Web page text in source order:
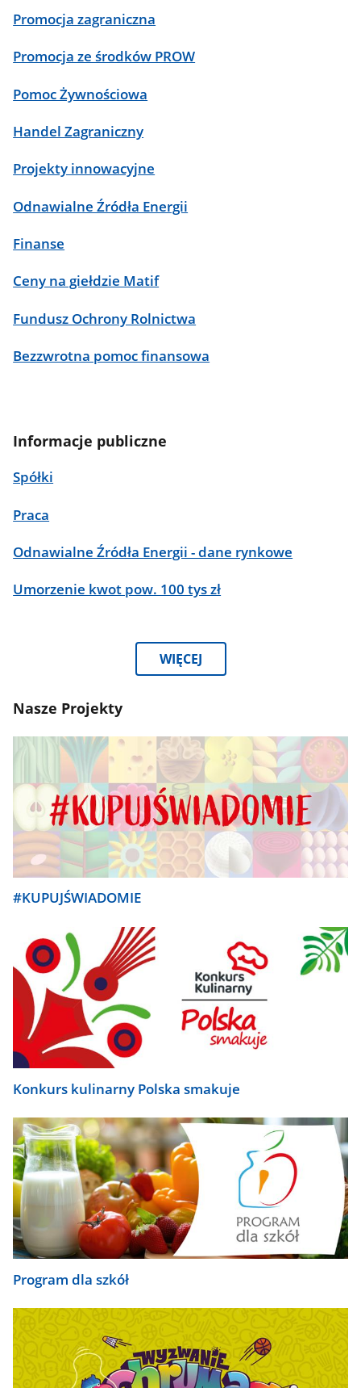
Promocja zagraniczna
Promocja ze środków PROW
Pomoc Żywnościowa
Handel Zagraniczny
Projekty innowacyjne
Odnawialne Źródła Energii
Finanse
Ceny na giełdzie Matif
Fundusz Ochrony Rolnictwa
Bezzwrotna pomoc finansowa
Informacje publiczne
Spółki
Praca
Odnawialne Źródła Energii - dane rynkowe
Umorzenie kwot pow. 100 tys zł
WIĘCEJ
Nasze Projekty
#KUPUJŚWIADOMIE
Konkurs kulinarny Polska smakuje
Program dla szkół